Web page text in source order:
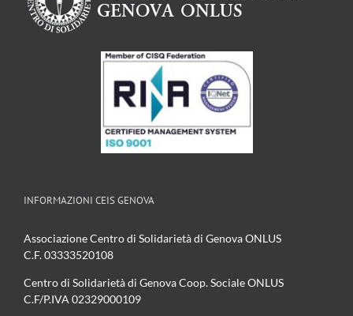
INFORMAZIONI CEIS GENOVA
Associazione Centro di Solidarietà di Genova ONLUS
C.F. 03333520108
Centro di Solidarietà di Genova Coop. Sociale ONLUS
C.F/P.IVA 02329000109